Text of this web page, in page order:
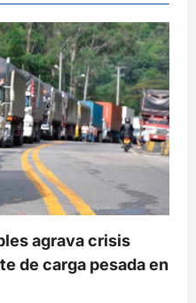
agrava crisis
de carga pesada en